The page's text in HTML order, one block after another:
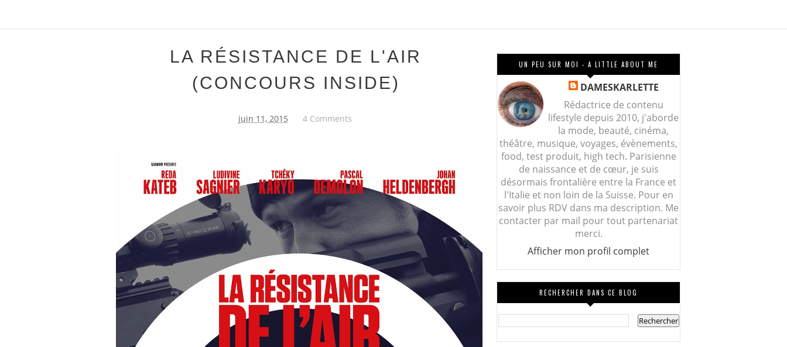
LA RÉSISTANCE DE L'AIR
(CONCOURS INSIDE)
juin 11, 2015 4 Comments
UN PEU SUR MOI - A LITTLE ABOUT ME
DAMESKARLETTE
Rédactrice de contenu
lifestyle depuis 2010, j'aborde
la mode, beauté, cinéma,
théâtre, musique, voyages, évènements,
food, test produit, high tech. Parisienne
de naissance et de cœur, je suis
désormais frontalière entre la France et
l'Italie et non loin de la Suisse. Pour en
savoir plus RDV dans ma description. Me
contacter par mail pour tout partenariat
merci.
Afficher mon profil complet
RECHERCHER DANS CE BLOG